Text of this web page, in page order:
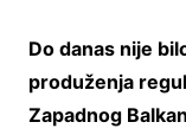
Do danas nije
produženja
Zapadnog